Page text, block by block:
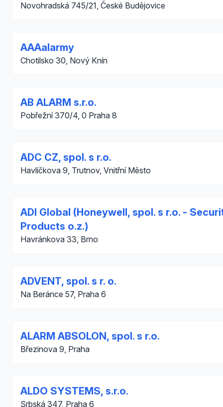
Novohradská 745/21, České Budějovice
AAAalarmy
Chotilsko 30, Nový Knín
AB ALARM s.r.o.
Pobřežní 370/4, 0 Praha 8
ADC CZ, spol. s r.o.
Havlíčkova 9, Trutnov, Vnitřní Město
ADI Global (Honeywell, spol. s r.o. -
Products o.z.)
Havránkova 33, Brno
ADVENT, spol. s r. o.
Na Beránce 57, Praha 6
ALARM ABSOLON, spol. s r.o.
Březinova 9, Praha
ALDO SYSTEMS, s.r.o.
Srbská 347, Praha 6